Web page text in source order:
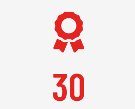
30